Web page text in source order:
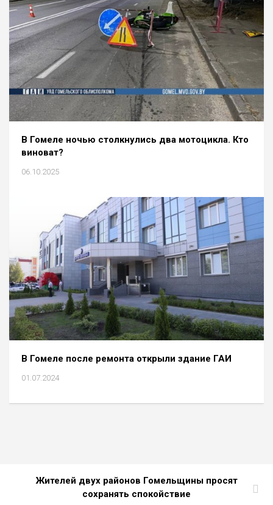
В Гомеле ночью столкнулись два мотоцикла. Кто
виноват?
06.10.2025
В Гомеле после ремонта открыли здание ГАИ
01.07.2024
Жителей двух районов Гомельщины просят
сохранять спокойствие